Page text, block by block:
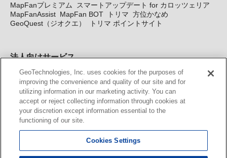
MapFanプレミアム
スマートアップデート for カロッツェリア
MapFanAssist MapFan BOT トリマ 方位かなめ
GeoQuest（ジオクエ）
トリマ ポイントサイト
法人向けサービス
法人向け地図・位置情報サービス WEBサイト・システム向け地
図API Windows PC向け地図開発キット MapFan DB 住所確認
サービス
MAP WORLD+ トリマ広告 Geo-Research
カーナビ地図更新サービス
MapFan スマートメンバーズ
GeoTechnologies, Inc. uses cookies for the purposes of
improving the convenience and quality of our site and for
utilizing information in our marketing activity. You can
accept or reject collecting information through cookies at
your discretion except information essential to the
functioning of our site.
Cookies Settings